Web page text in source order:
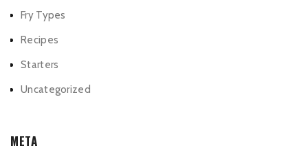
Fry Types
Recipes
Starters
Uncategorized
META